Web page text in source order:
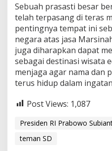
Sebuah prasasti besar
telah terpasang di teras
pentingnya tempat ini
negara atas jasa
juga diharapkan dapat
sebagai destinasi wisata
menjaga agar nama dan
terus hidup dalam
Post Views: 1,087
Presiden RI Prabowo
teman SD